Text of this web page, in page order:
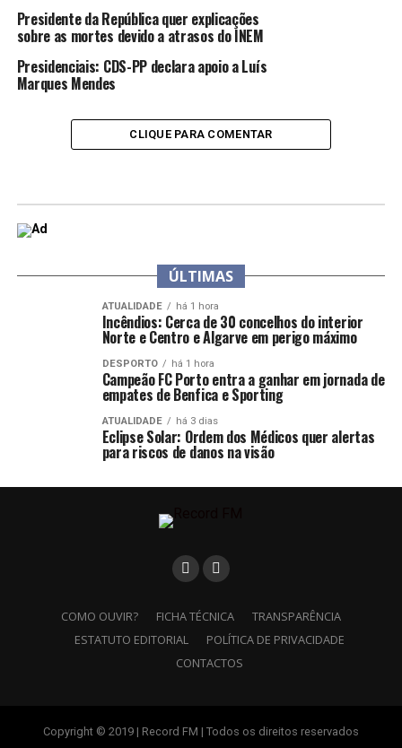
Presidente da República quer explicações
sobre as mortes devido a atrasos do INEM
Presidenciais: CDS-PP declara apoio a Luís
Marques Mendes
CLIQUE PARA COMENTAR
ÚLTIMAS
ATUALIDADE há 1 hora
Incêndios: Cerca de 30 concelhos do interior
Norte e Centro e Algarve em perigo máximo
DESPORTO há 1 hora
Campeão FC Porto entra a ganhar em jornada de
empates de Benfica e Sporting
ATUALIDADE há 3 dias
Eclipse Solar: Ordem dos Médicos quer alertas
para riscos de danos na visão
COMO OUVIR? FICHA TÉCNICA
TRANSPARÊNCIA
ESTATUTO EDITORIAL
POLÍTICA DE PRIVACIDADE
CONTACTOS
Copyright © 2019 | Record FM | Todos os direitos reservados